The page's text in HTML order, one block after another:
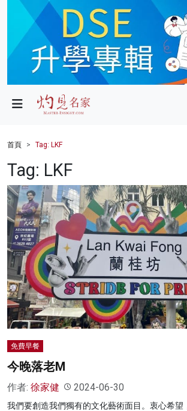
政局
財經
健康
商業
科技
影片
名家榜
灼見活動
首頁 Tag: LKF
Tag: LKF
免費早餐
今晚落老M
作者: 徐家健 2024-06-30
我們要創造我們獨有的文化藝術面目。衷心希望